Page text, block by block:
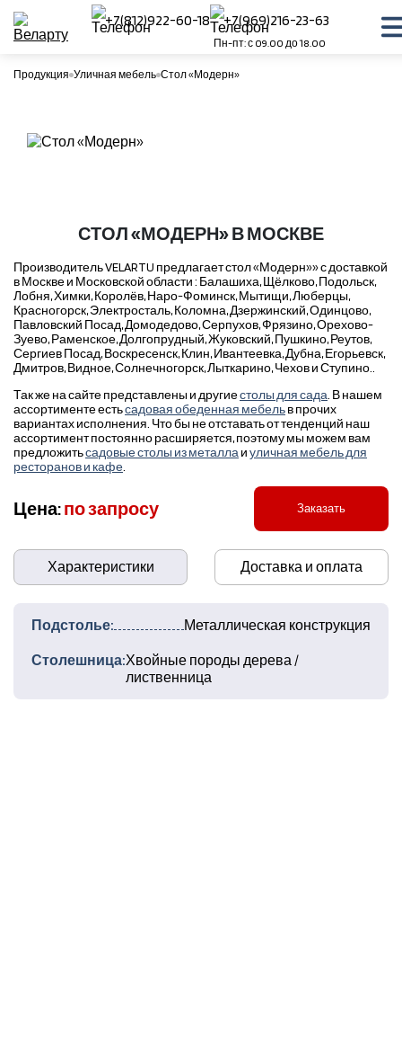
+7(812)922-60-18 +7(969)216-23-63
Пн-пт: с 09.00 до 18.00
Продукция Уличная мебель Стол «Модерн»
СТОЛ «МОДЕРН» В МОСКВЕ
Производитель VELARTU предлагает стол «Модерн»» с доставкой
в Москве и Московской области : Балашиха, Щёлково, Подольск,
Лобня, Химки, Королёв, Наро-Фоминск, Мытищи, Люберцы,
Красногорск, Электросталь, Коломна, Дзержинский, Одинцово,
Павловский Посад, Домодедово, Серпухов, Фрязино, Орехово-
Зуево, Раменское, Долгопрудный, Жуковский, Пушкино, Реутов,
Сергиев Посад, Воскресенск, Клин, Ивантеевка, Дубна, Егорьевск,
Дмитров, Видное, Солнечногорск, Лыткарино, Чехов и Ступино..
Так же на сайте представлены и другиестолы для сада . В нашем
ассортименте естьсадовая обеденная мебельв прочих
вариантах исполнения. Что бы не отставать от тенденций наш
ассортимент постоянно расширяется, поэтому мы можем вам
предложитьсадовые столы из металла иуличная мебель для
ресторанов и кафе
Цена:по запросу Заказать
Характеристики Доставка и оплата
Подстолье: Металлическая конструкция
Столешница:Хвойные породы дерева /
лиственница